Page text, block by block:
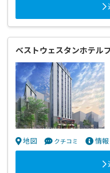
ベストウェスタンホテル
地図 クチコミ 情報